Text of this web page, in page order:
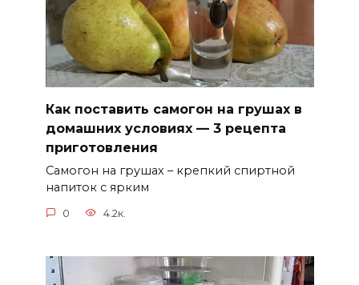
Как поставить самогон на грушах в
домашних условиях — 3 рецепта
приготовления
Самогон на грушах – крепкий спиртной
напиток с ярким
0 4.2к.